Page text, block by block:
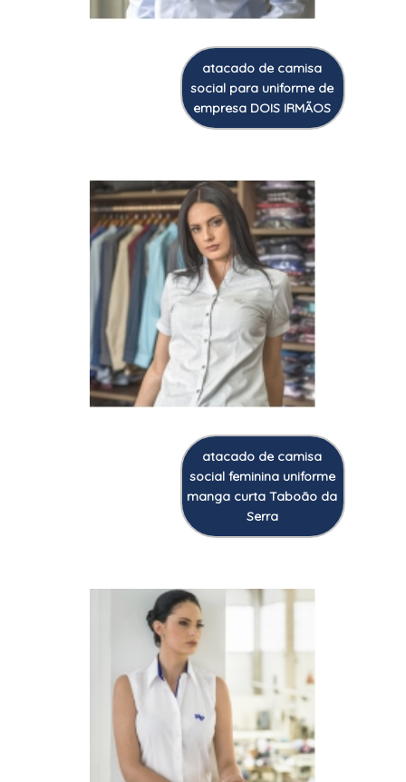
atacado de camisa
social para uniforme de
empresa DOIS IRMÃOS
atacado de camisa
social feminina uniforme
manga curta Taboão da
Serra